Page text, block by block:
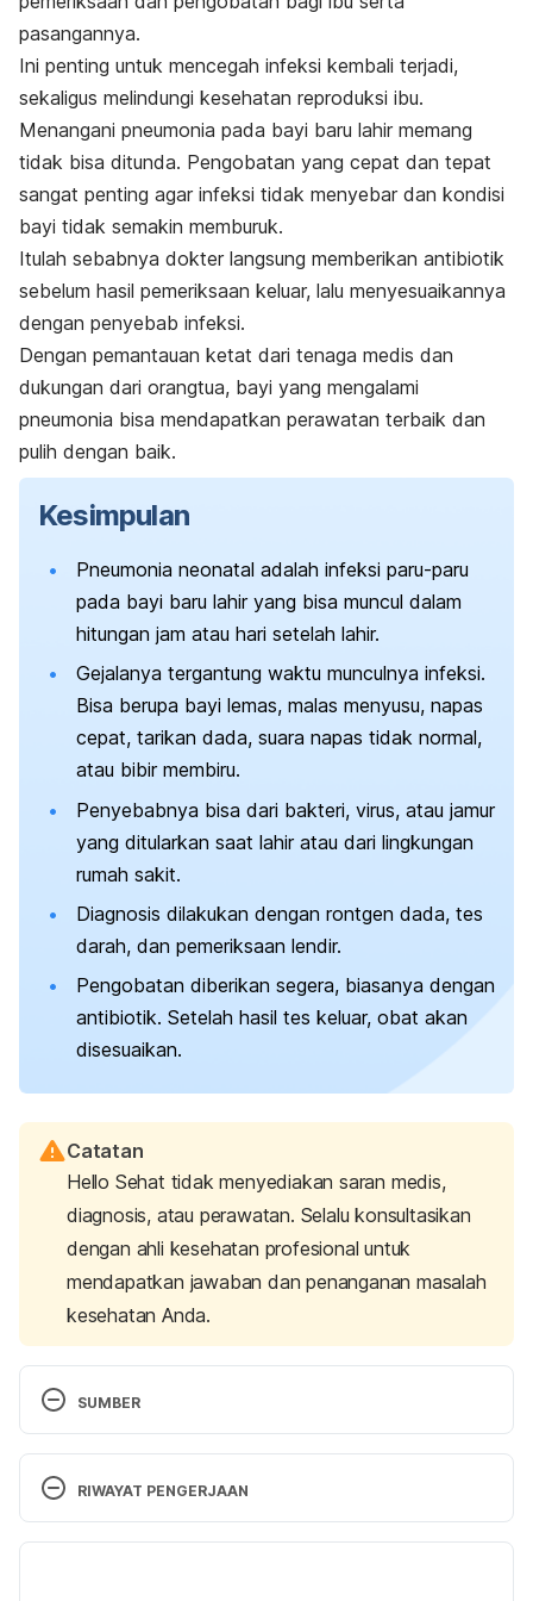
pasangannya.
Ini penting untuk mencegah infeksi kembali terjadi,
sekaligus melindungi kesehatan reproduksi ibu.
Menangani pneumonia pada bayi baru lahir memang
tidak bisa ditunda. Pengobatan yang cepat dan tepat
sangat penting agar infeksi tidak menyebar dan kondisi
bayi tidak semakin memburuk.
Itulah sebabnya dokter langsung memberikan antibiotik
sebelum hasil pemeriksaan keluar, lalu menyesuaikannya
dengan penyebab infeksi.
Dengan pemantauan ketat dari tenaga medis dan
dukungan dari orangtua, bayi yang mengalami
pneumonia bisa mendapatkan perawatan terbaik dan
pulih dengan baik.
Kesimpulan
Pneumonia neonatal adalah infeksi paru-paru
pada bayi baru lahir yang bisa muncul dalam
hitungan jam atau hari setelah lahir.
Gejalanya tergantung waktu munculnya infeksi.
Bisa berupa bayi lemas, malas menyusu, napas
cepat, tarikan dada, suara napas tidak normal,
atau bibir membiru.
Penyebabnya bisa dari bakteri, virus, atau jamur
yang ditularkan saat lahir atau dari lingkungan
rumah sakit.
Diagnosis dilakukan dengan rontgen dada, tes
darah, dan pemeriksaan lendir.
Pengobatan diberikan segera, biasanya dengan
antibiotik. Setelah hasil tes keluar, obat akan
disesuaikan.
Catatan
Hello Sehat tidak menyediakan saran medis,
diagnosis, atau perawatan. Selalu konsultasikan
dengan ahli kesehatan profesional untuk
mendapatkan jawaban dan penanganan masalah
kesehatan Anda.
SUMBER
Retrieved July 24, 2025, from
https://kidshealth.org/en/parents/pneumonia.html#:
RIWAYAT PENGERJAAN